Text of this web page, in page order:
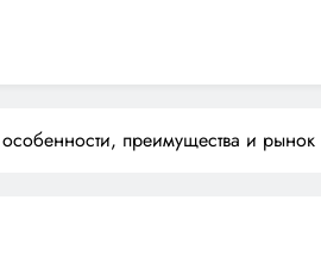
преимущества и рынок